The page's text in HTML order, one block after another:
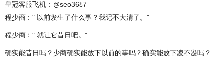
皇冠客服飞机：@seo3687
程少商：" 以前发生了什么事？我记不大清了。"
程少商：" 就让它昔日吧。"
确实能昔日吗？少商确实能放下以前的事吗？确实能放下凌不凝吗？